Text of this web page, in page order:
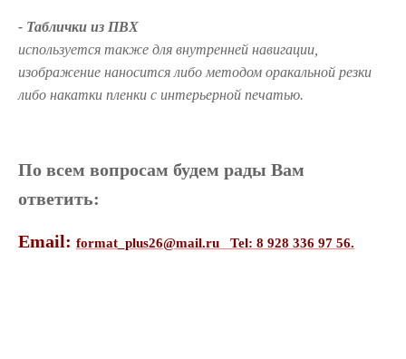
- Таблички из ПВХ
используется также для внутренней навигации,
изображение наносится либо методом оракальной резки
либо накатки пленки с интерьерной печатью.
По всем вопросам будем рады Вам
ответить:
Email: format_plus26@mail.ru Tel: 8 928 336 97 56.